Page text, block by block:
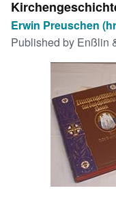
My Purchases
Art & Collectibles
Erwin Preuschen
Published by Enßlin &